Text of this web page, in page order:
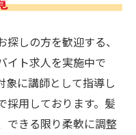
しの方を歓迎する、
イト求人を実施中で
象に講師として指導し
採用しております。髪
できる限り柔軟に調整